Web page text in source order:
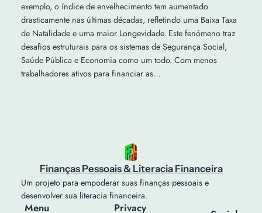
exemplo, o índice de envelhecimento tem aumentado
drasticamente nas últimas décadas, refletindo uma Baixa Taxa
de Natalidade e uma maior Longevidade. Este fenómeno traz
desafios estruturais para os sistemas de Segurança Social,
Saúde Pública e Economia como um todo. Com menos
trabalhadores ativos para financiar as…
Finanças Pessoais & Literacia Financeira
Um projeto para empoderar suas finanças pessoais e
desenvolver sua literacia financeira.
Menu Privacy